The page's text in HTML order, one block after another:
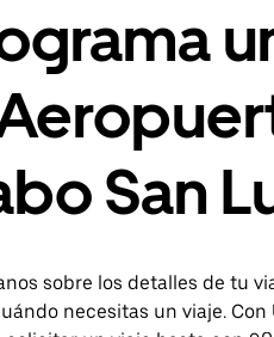
San
sobre los detalles de tu
necesitas un viaje. Con